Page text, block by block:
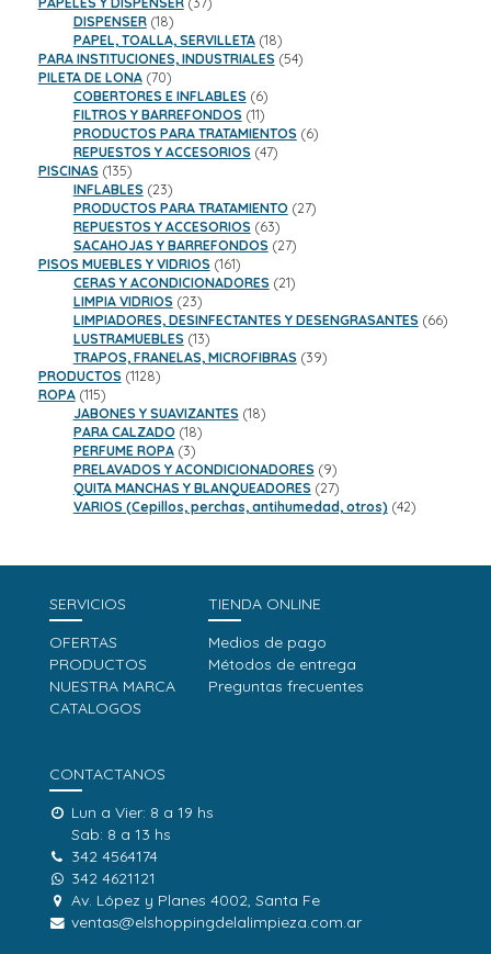
DISPENSER 1818
productos
PAPEL, TOALLA, SERVILLETA 1818
productos
PARA INSTITUCIONES, INDUSTRIALES 5454
PILETA DE LONA 7070
productos
COBERTORES E INFLABLES 66
productos
FILTROS Y BARREFONDOS 1111
productos
PRODUCTOS PARA TRATAMIENTOS 66
REPUESTOS Y ACCESORIOS 4747
PISCINAS 135135
productos
INFLABLES 2323
productos
PRODUCTOS PARA TRATAMIENTO 2727
REPUESTOS Y ACCESORIOS 6363
productos
SACAHOJAS Y BARREFONDOS 2727
PISOS MUEBLES Y VIDRIOS 161161
productos
CERAS Y ACONDICIONADORES 2121
LIMPIA VIDRIOS 2323
productos
LIMPIADORES, DESINFECTANTES Y DESENGRASANTES 6666
LUSTRAMUEBLES 1313
productos
TRAPOS, FRANELAS, MICROFIBRAS 3939
PRODUCTOS 11281128
ROPA 115115
productos
JABONES Y SUAVIZANTES 1818
PARA CALZADO 1818
PERFUME ROPA 33
productos
PRELAVADOS Y ACONDICIONADORES 99
productos
QUITA MANCHAS Y BLANQUEADORES 2727
productos
VARIOS (Cepillos, perchas, antihumedad, otros) 4242
SERVICIOS
OFERTAS
PRODUCTOS
NUESTRA MARCA
CATALOGOS
TIENDA ONLINE
Medios de pago
Métodos de entrega
Preguntas frecuentes
CONTACTANOS
Lun a Vier: 8 a 19 hs
Sab: 8 a 13 hs
342 4564174
342 4621121
Av. López y Planes 4002, Santa Fe
ventas@elshoppingdelalimpieza.com.ar